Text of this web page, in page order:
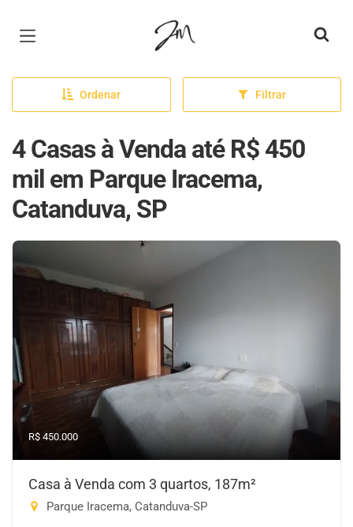
Página inicial
Ordenar Filtrar
4 Casas à Venda até R$ 450
mil em Parque Iracema,
Catanduva, SP
R$ 450.000
Casa à Venda com 3 quartos, 187m²
Parque Iracema, Catanduva-SP